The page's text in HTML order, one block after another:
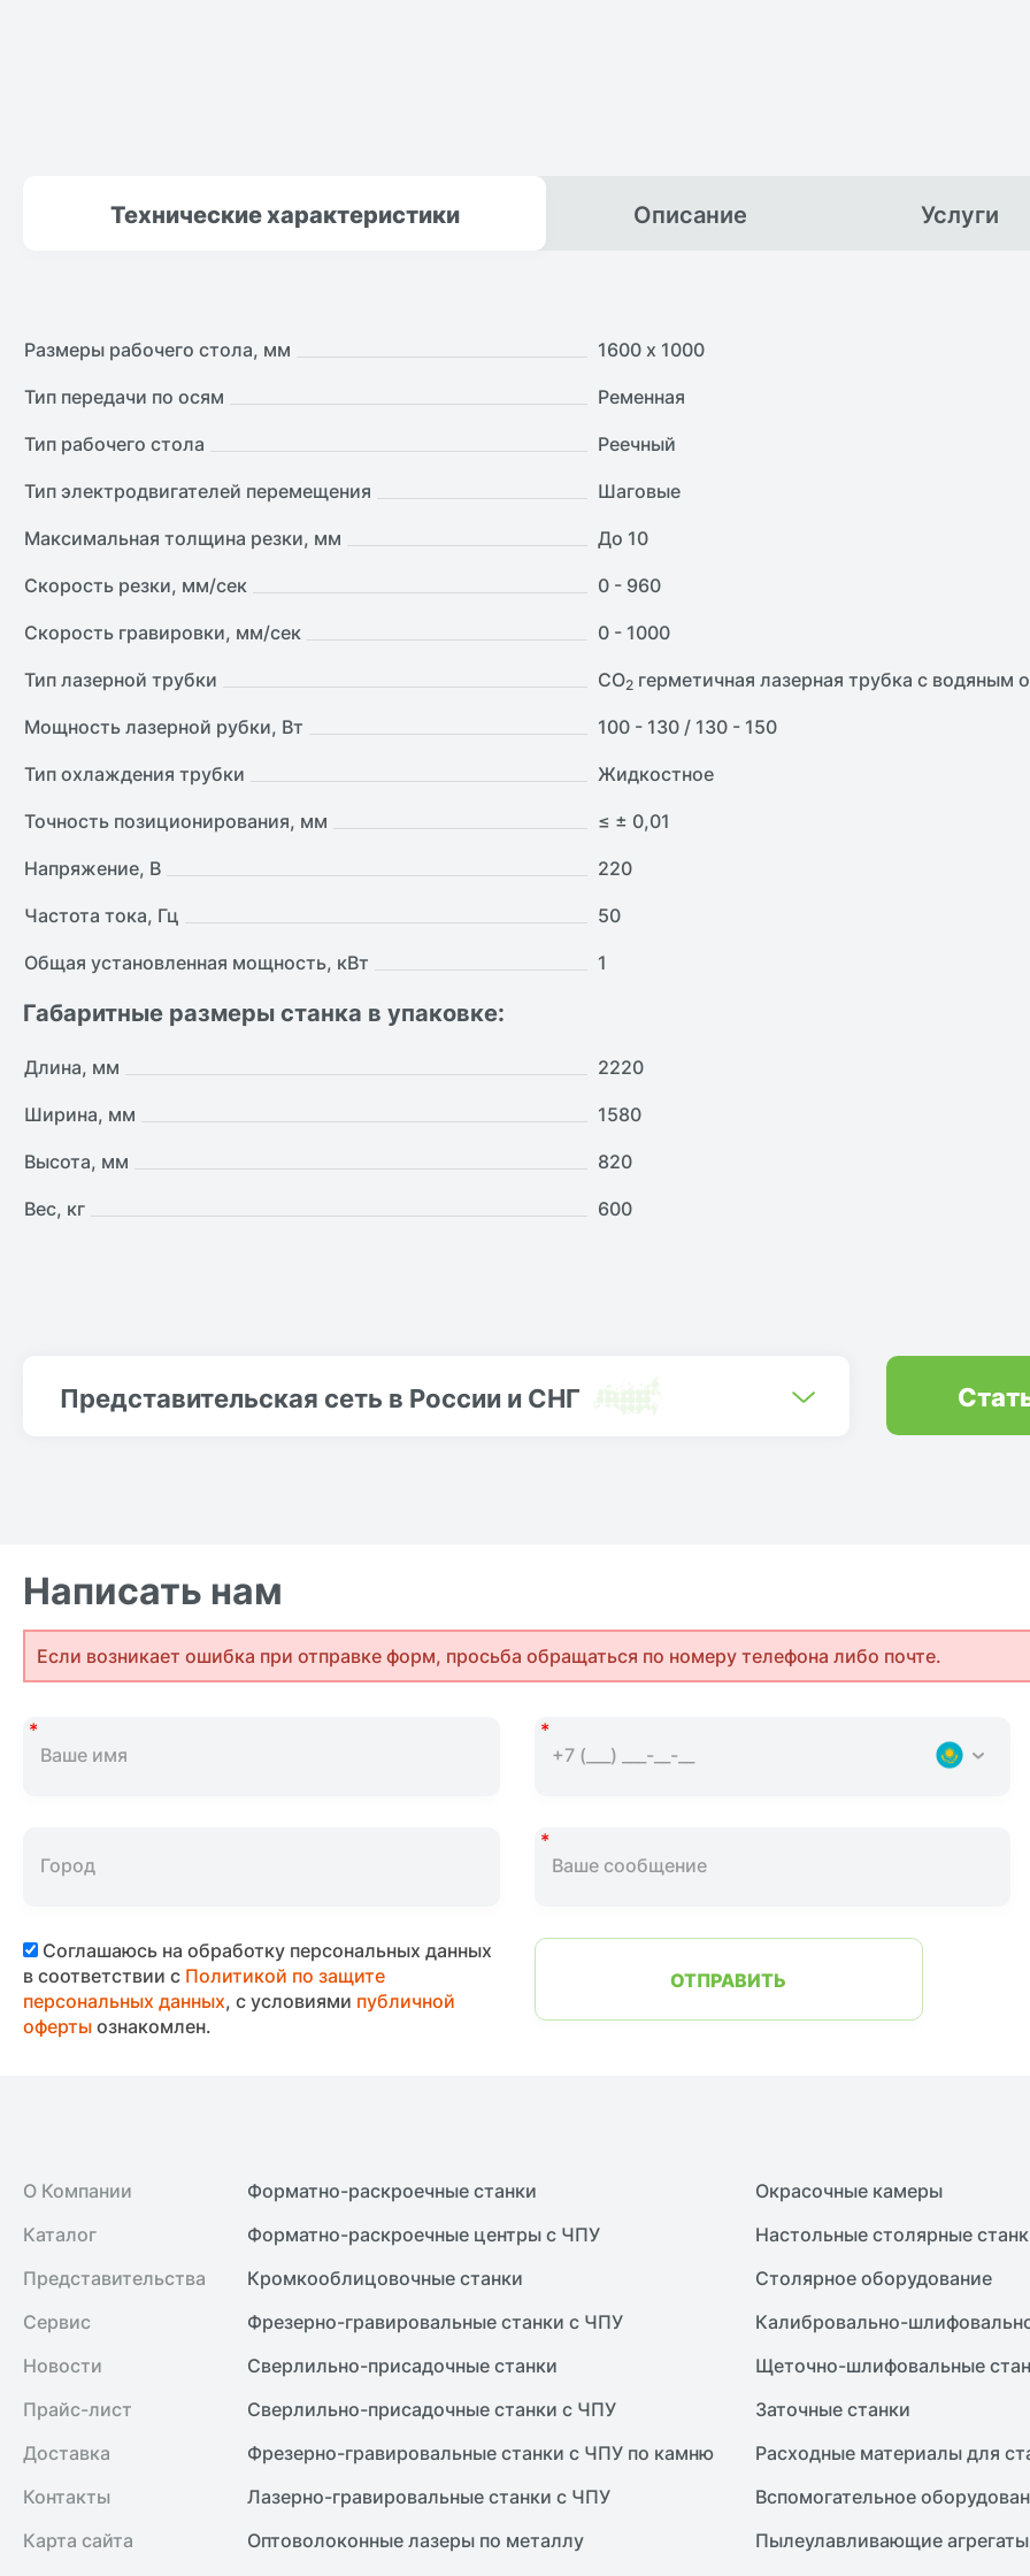
Техническиехарактеристики Описание Услуги
Размеры рабочего стола, мм
1600 х 1000
Тип передачи по осям
Ременная
Тип рабочего стола
Реечный
Тип электродвигателей перемещения
Шаговые
Максимальная толщина резки, мм
До 10
Скорость резки, мм/сек
0 - 960
Скорость гравировки, мм/сек
0 - 1000
Тип лазерной трубки
CO2 герметичная лазерная трубка с водяным
Мощность лазерной рубки, Вт
100 - 130 / 130 - 150
Тип охлаждения трубки
Жидкостное
Точность позиционирования, мм
≤ ± 0,01
Напряжение, В
220
Частота тока, Гц
50
Общая установленная мощность, кВт
1
Габаритные размеры станка в упаковке:
Длина, мм
2220
Ширина, мм
1580
Высота, мм
820
Вес, кг
600
Представительская сеть в России и СНГ
Написать нам
Если возникает ошибка при отправке форм, просьба обращаться по номеру телефона либо почте.
Соглашаюсь на обработку персональных данных
в соответствии с Политикой по защите
персональных данных, с условиями публичной
офертыознакомлен.
ОТПРАВИТЬ
О Компании
Каталог
Представительства
Сервис
Новости
Прайс-лист
Доставка
Контакты
Карта сайта
Форматно-раскроечные станки
Форматно-раскроечные центры с ЧПУ
Кромкооблицовочные cтанки
Фрезерно-гравировальные станки с ЧПУ
Сверлильно-присадочные станки
Сверлильно-присадочные станки с ЧПУ
Фрезерно-гравировальные станки с ЧПУ по камню
Лазерно-гравировальные станки с ЧПУ
Оптоволоконные лазеры по металлу
Окрасочные камеры
Настольные столярные
Столярное оборудование
Калибровально-
Щеточно-шлифовальные
Заточные станки
Расходные материалы для
Вспомогательное
Пылеулавливающие агрегаты